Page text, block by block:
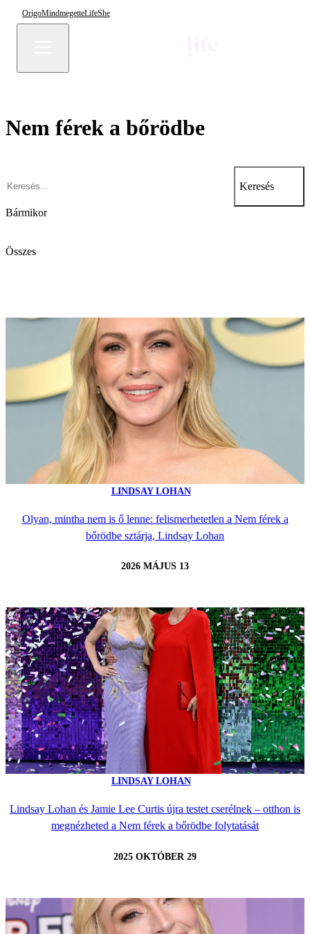
OrigoMindmegetteLifeShe
Nem férek a bőrödbe
Keresés
Bármikor
Összes
LINDSAY LOHAN
Olyan, mintha nem is ő lenne: felismerhetetlen a Nem férek a
bőrödbe sztárja, Lindsay Lohan
2026 MÁJUS 13
LINDSAY LOHAN
Lindsay Lohan és Jamie Lee Curtis újra testet cserélnek – otthon is
megnézheted a Nem férek a bőrödbe folytatását
2025 OKTÓBER 29